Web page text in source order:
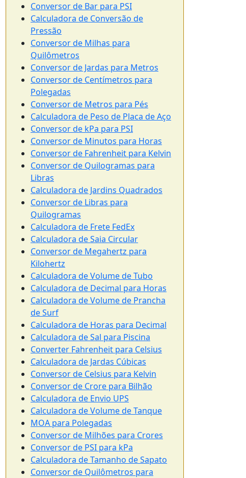
Conversor de Bar para PSI
Calculadora de Conversão de
Pressão
Conversor de Milhas para
Quilômetros
Conversor de Jardas para Metros
Conversor de Centímetros para
Polegadas
Conversor de Metros para Pés
Calculadora de Peso de Placa de Aço
Conversor de kPa para PSI
Conversor de Minutos para Horas
Conversor de Fahrenheit para Kelvin
Conversor de Quilogramas para
Libras
Calculadora de Jardins Quadrados
Conversor de Libras para
Quilogramas
Calculadora de Frete FedEx
Calculadora de Saia Circular
Conversor de Megahertz para
Kilohertz
Calculadora de Volume de Tubo
Calculadora de Decimal para Horas
Calculadora de Volume de Prancha
de Surf
Calculadora de Horas para Decimal
Calculadora de Sal para Piscina
Converter Fahrenheit para Celsius
Calculadora de Jardas Cúbicas
Conversor de Celsius para Kelvin
Conversor de Crore para Bilhão
Calculadora de Envio UPS
Calculadora de Volume de Tanque
MOA para Polegadas
Conversor de Milhões para Crores
Conversor de PSI para kPa
Calculadora de Tamanho de Sapato
Conversor de Quilômetros para